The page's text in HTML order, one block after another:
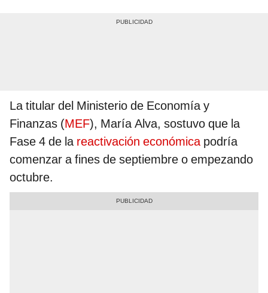
La titular del Ministerio de Economía y
Finanzas (MEF), María Alva, sostuvo que la
Fase 4 de la reactivación económicapodría
comenzar a fines de septiembre o empezando
octubre.